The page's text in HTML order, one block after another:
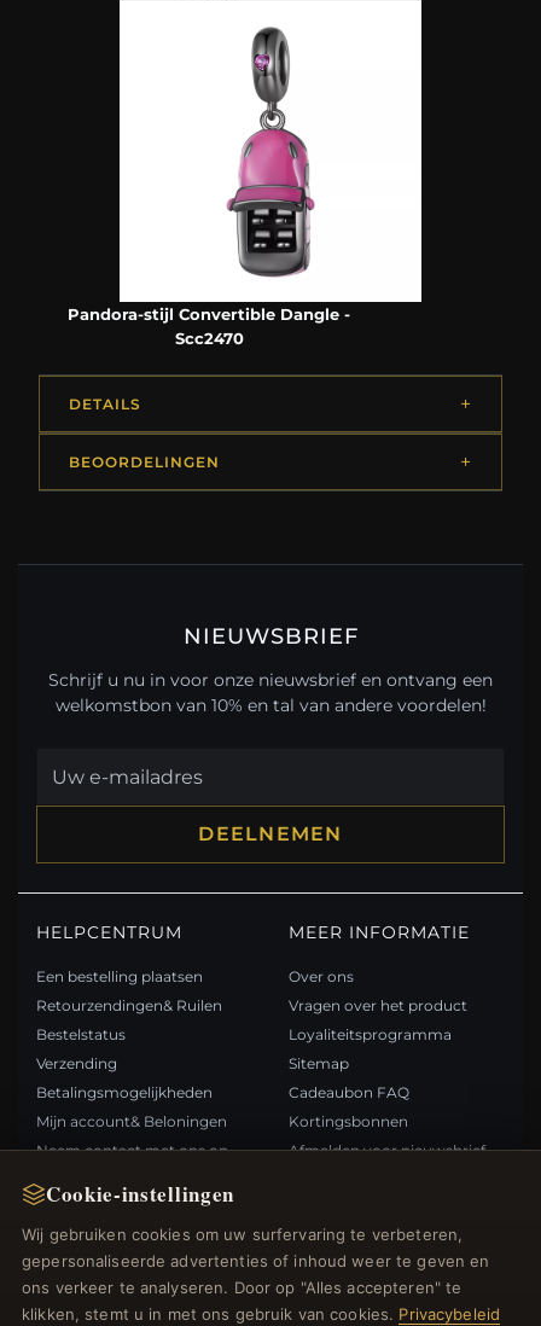
Cookie-instellingen
Wij gebruiken cookies om uw surfervaring te verbeteren,
gepersonaliseerde advertenties of inhoud weer te geven en
ons verkeer te analyseren. Door op "Alles accepteren" te
klikken, stemt u in met ons gebruik van cookies. Privacybeleid
Pandora-stijl Convertible Dangle -
Scc2470
DETAILS
BEOORDELINGEN
NIEUWSBRIEF
Schrijf u nu in voor onze nieuwsbrief en ontvang een
welkomstbon van 10% en tal van andere voordelen!
DEELNEMEN
HELPCENTRUM
Een bestelling plaatsen
Retourzendingen& Ruilen
Bestelstatus
Verzending
Betalingsmogelijkheden
Mijn account& Beloningen
Neem contact met ons op
MEER INFORMATIE
Over ons
Vragen over het product
Loyaliteitsprogramma
Sitemap
Cadeaubon FAQ
Kortingsbonnen
Afmelden voor nieuwsbrief
Nieuwe producten
Specials
BETAALMETHODEN